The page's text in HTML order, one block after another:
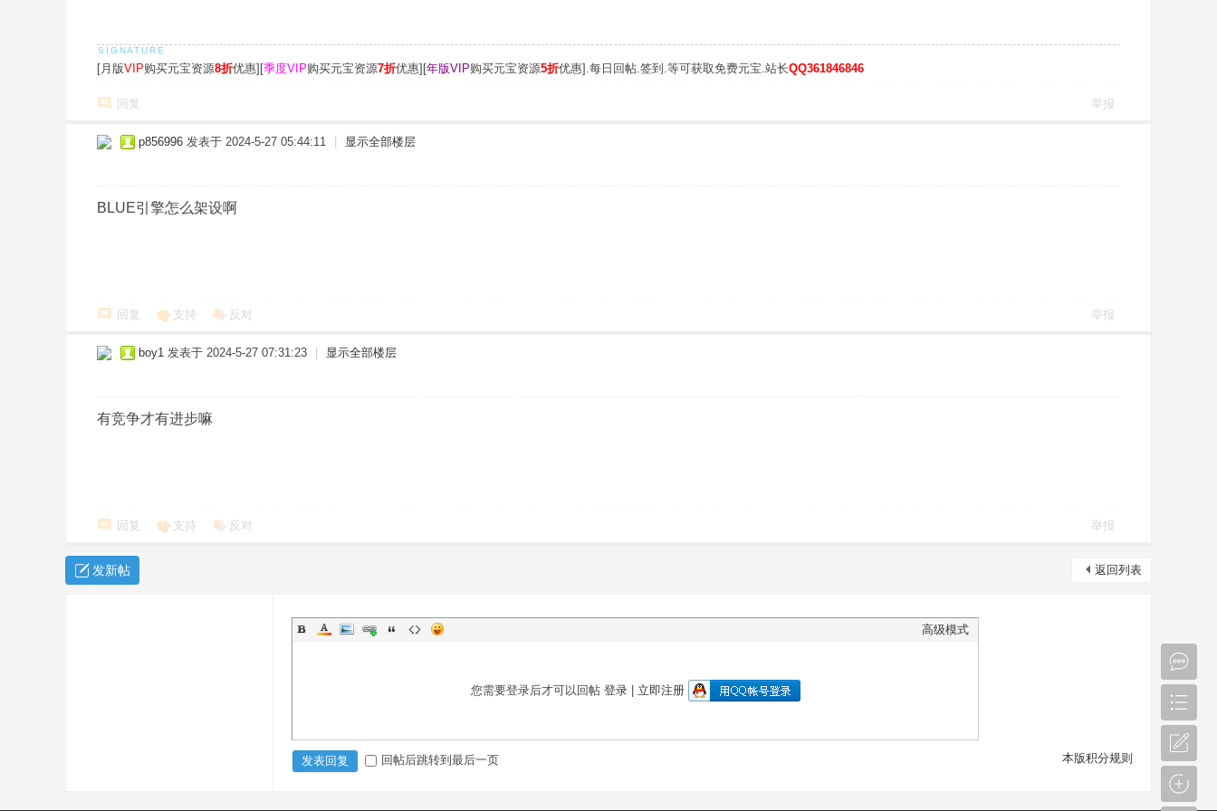
[月版VIP购买元宝资源8折优惠][季度VIP购买元宝资源7折优惠][年版VIP购买元宝资源5折优惠].每日回帖.签到.等可获取免费元宝.站长QQ361846846
回复 举报
p856996 发表于 2024-5-27 05:44:11 显示全部楼层
BLUE引擎怎么架设啊
回复 支持 反对 举报
boy1 发表于 2024-5-27 07:31:23 显示全部楼层
有竞争才有进步嘛
回复 支持 反对 举报
返回列表
发新帖
高级模式
您需要登录后才可以回帖 登录| 立即注册
本版积分规则
发表回复 回帖后跳转到最后一页